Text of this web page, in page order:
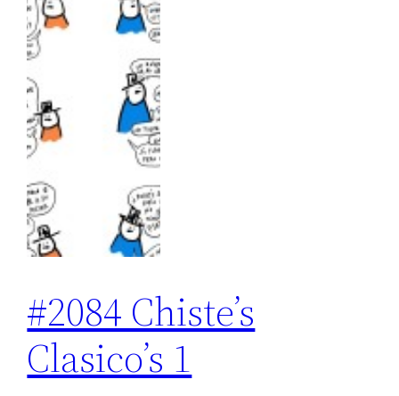
#2084 Chiste’s
Clasico’s 1